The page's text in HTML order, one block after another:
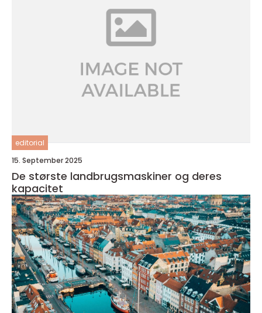
editorial
15. September 2025
De største landbrugsmaskiner og deres
kapacitet